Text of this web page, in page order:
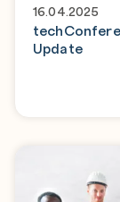
16.04.2025
Update